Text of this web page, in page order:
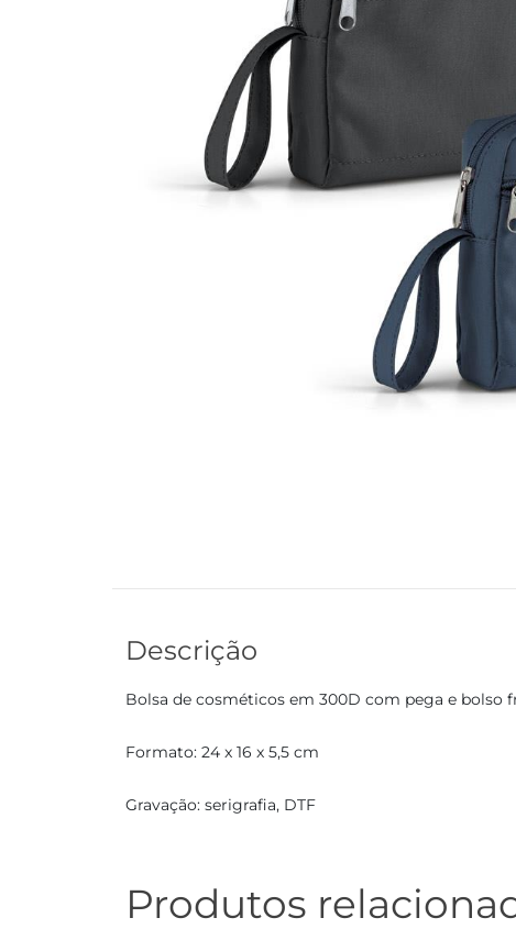
Descrição
Bolsa de cosméticos em 300D com pega e bolso
Formato: 24 x 16 x 5,5 cm
Gravação: serigrafia, DTF
Produtos